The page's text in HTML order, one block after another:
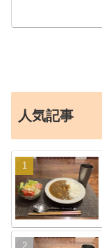
人気記事